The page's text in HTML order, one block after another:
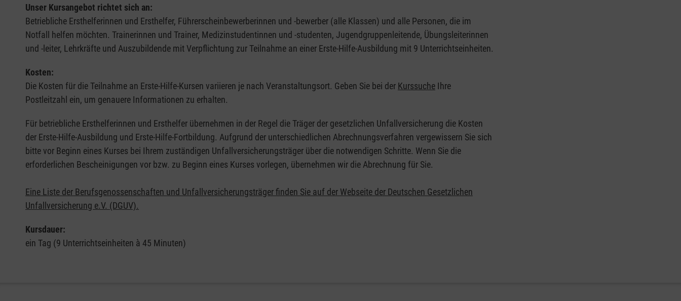
Unser Kursangebot richtet sich an:
Betriebliche Ersthelferinnen und Ersthelfer, Führerscheinbewerberinnen und -bewerber (alle Klassen) und alle Personen, die im
Notfall helfen möchten. Trainerinnen und Trainer, Medizinstudentinnen und -studenten, Jugendgruppenleitende, Übungsleiterinnen
und -leiter, Lehrkräfte und Auszubildende mit Verpflichtung zur Teilnahme an einer Erste-Hilfe-Ausbildung mit 9 Unterrichtseinheiten.
Kosten:
Die Kosten für die Teilnahme an Erste-Hilfe-Kursen variieren je nach Veranstaltungsort. Geben Sie bei der Kurssuche Ihre
Postleitzahl ein, um genauere Informationen zu erhalten.
Für betriebliche Ersthelferinnen und Ersthelfer übernehmen in der Regel die Träger der gesetzlichen Unfallversicherung die Kosten
der Erste-Hilfe-Ausbildung und Erste-Hilfe-Fortbildung. Aufgrund der unterschiedlichen Abrechnungsverfahren vergewissern Sie sich
bitte vor Beginn eines Kurses bei Ihrem zuständigen Unfallversicherungsträger über die notwendigen Schritte. Wenn Sie die
erforderlichen Bescheinigungen vor bzw. zu Beginn eines Kurses vorlegen, übernehmen wir die Abrechnung für Sie.
Eine Liste der Berufsgenossenschaften und Unfallversicherungsträger finden Sie auf der Webseite der Deutschen Gesetzlichen
Unfallversicherung e.V. (DGUV).
Kursdauer:
ein Tag (9 Unterrichtseinheiten à 45 Minuten)